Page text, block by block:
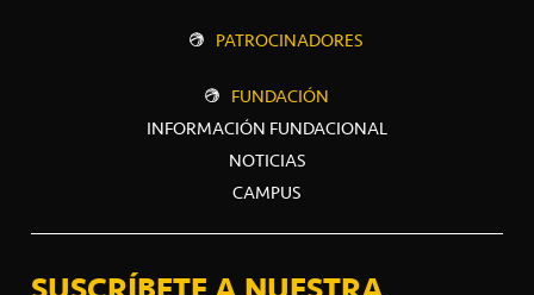
PATROCINADORES
FUNDACIÓN
INFORMACIÓN FUNDACIONAL
NOTICIAS
CAMPUS